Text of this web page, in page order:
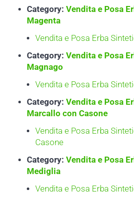
Category:Vendita e Posa
Magenta
Vendita e Posa Erba
Category:Vendita e Posa
Magnago
Vendita e Posa Erba
Category:Vendita e Posa
Marcallo con Casone
Vendita e Posa Erba
Casone
Category:Vendita e Posa
Mediglia
Vendita e Posa Erba